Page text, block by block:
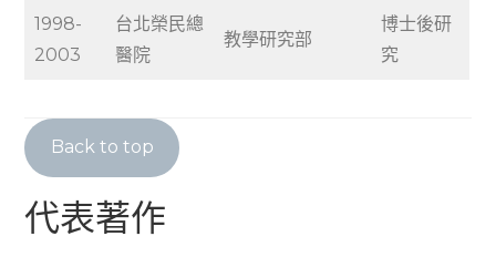
1998-
2003
台北榮民總
醫院
教學研究部
博士後研
究
Back to top
代表著作